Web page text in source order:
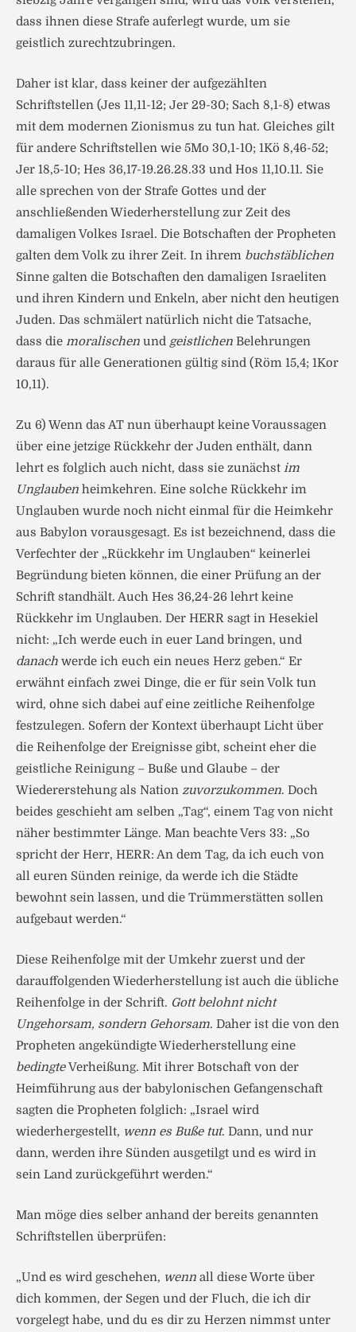
dass ihnen diese Strafe auferlegt wurde, um sie
geistlich zurechtzubringen.
Daher ist klar, dass keiner der aufgezählten
Schriftstellen (Jes 11,11-12; Jer 29-30; Sach 8,1-8) etwas
mit dem modernen Zionismus zu tun hat. Gleiches gilt
für andere Schriftstellen wie 5Mo 30,1-10; 1Kö 8,46-52;
Jer 18,5-10; Hes 36,17-19.26.28.33 und Hos 11,10.11. Sie
alle sprechen von der Strafe Gottes und der
anschließenden Wiederherstellung zur Zeit des
damaligen Volkes Israel. Die Botschaften der Propheten
galten dem Volk zu ihrer Zeit. In ihrem buchstäblichen
Sinne galten die Botschaften den damaligen Israeliten
und ihren Kindern und Enkeln, aber nicht den heutigen
Juden. Das schmälert natürlich nicht die Tatsache,
dass die moralischen und geistlichen Belehrungen
daraus für alle Generationen gültig sind (Röm 15,4; 1Kor
10,11).
Zu 6) Wenn das AT nun überhaupt keine Voraussagen
über eine jetzige Rückkehr der Juden enthält, dann
lehrt es folglich auch nicht, dass sie zunächst im
Unglauben heimkehren. Eine solche Rückkehr im
Unglauben wurde noch nicht einmal für die Heimkehr
aus Babylon vorausgesagt. Es ist bezeichnend, dass die
Verfechter der „Rückkehr im Unglauben“ keinerlei
Begründung bieten können, die einer Prüfung an der
Schrift standhält. Auch Hes 36,24-26 lehrt keine
Rückkehr im Unglauben. Der HERR sagt in Hesekiel
nicht: „Ich werde euch in euer Land bringen, und
danach werde ich euch ein neues Herz geben.“ Er
erwähnt einfach zwei Dinge, die er für sein Volk tun
wird, ohne sich dabei auf eine zeitliche Reihenfolge
festzulegen. Sofern der Kontext überhaupt Licht über
die Reihenfolge der Ereignisse gibt, scheint eher die
geistliche Reinigung – Buße und Glaube – der
Wiedererstehung als Nation zuvorzukommen. Doch
beides geschieht am selben „Tag“, einem Tag von nicht
näher bestimmter Länge. Man beachte Vers 33: „So
spricht der Herr, HERR: An dem Tag, da ich euch von
all euren Sünden reinige, da werde ich die Städte
bewohnt sein lassen, und die Trümmerstätten sollen
aufgebaut werden.“
Diese Reihenfolge mit der Umkehr zuerst und der
darauffolgenden Wiederherstellung ist auch die übliche
Reihenfolge in der Schrift. Gott belohnt nicht
Ungehorsam, sondern Gehorsam. Daher ist die von den
Propheten angekündigte Wiederherstellung eine
bedingteVerheißung. Mit ihrer Botschaft von der
Heimführung aus der babylonischen Gefangenschaft
sagten die Propheten folglich: „Israel wird
wiederhergestellt, wenn es Buße tut. Dann, und nur
dann, werden ihre Sünden ausgetilgt und es wird in
sein Land zurückgeführt werden.“
Man möge dies selber anhand der bereits genannten
Schriftstellen überprüfen:
„Und es wird geschehen, wenn all diese Worte über
dich kommen, der Segen und der Fluch, die ich dir
vorgelegt habe, und du es dir zu Herzen nimmst unter